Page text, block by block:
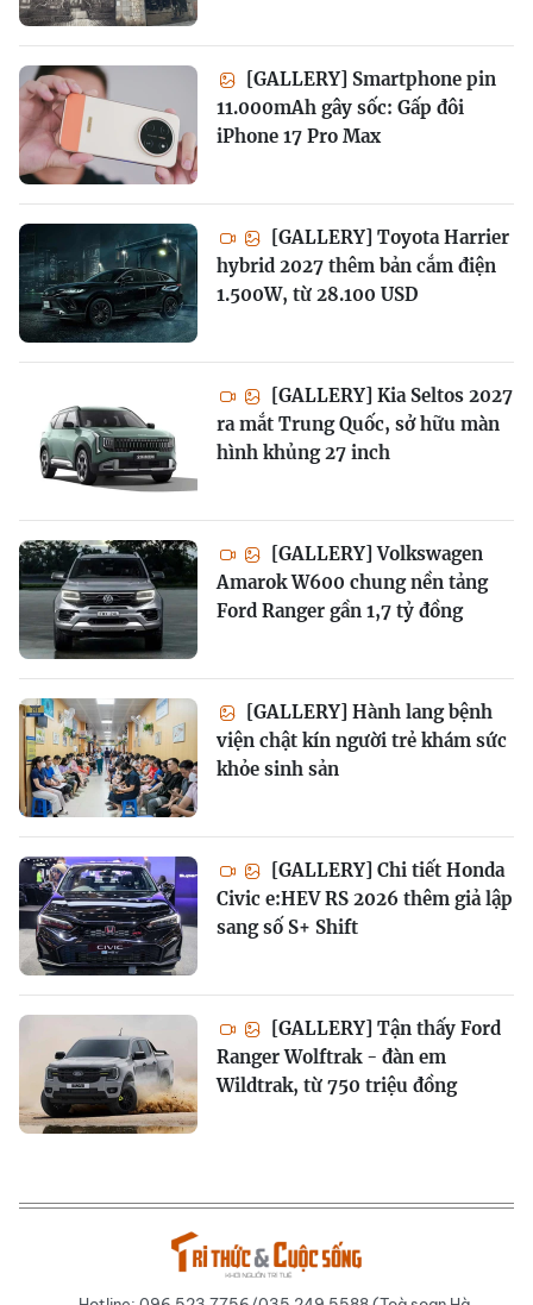
[GALLERY] Smartphone pin
11.000mAh gây sốc: Gấp đôi
iPhone 17 Pro Max
[GALLERY] Toyota Harrier
hybrid 2027 thêm bản cắm điện
1.500W, từ 28.100 USD
[GALLERY] Kia Seltos 2027
ra mắt Trung Quốc, sở hữu màn
hình khủng 27 inch
[GALLERY] Volkswagen
Amarok W600 chung nền tảng
Ford Ranger gần 1,7 tỷ đồng
[GALLERY] Hành lang bệnh
viện chật kín người trẻ khám sức
khỏe sinh sản
[GALLERY] Chi tiết Honda
Civic e:HEV RS 2026 thêm giả lập
sang số S+ Shift
[GALLERY] Tận thấy Ford
Ranger Wolftrak - đàn em
Wildtrak, từ 750 triệu đồng